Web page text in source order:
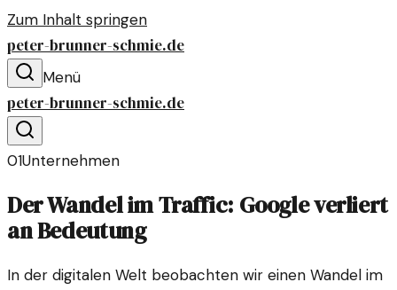
Zum Inhalt springen
peter-brunner-schmie.de
Menü
peter-brunner-schmie.de
01Unternehmen
Der Wandel im Traffic: Google verliert
an Bedeutung
In der digitalen Welt beobachten wir einen Wandel im